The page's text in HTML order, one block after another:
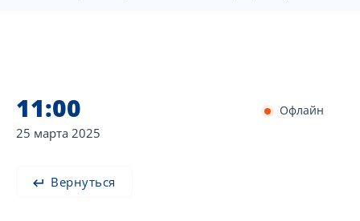
11:00
25 марта 2025
Офлайн
Вернуться